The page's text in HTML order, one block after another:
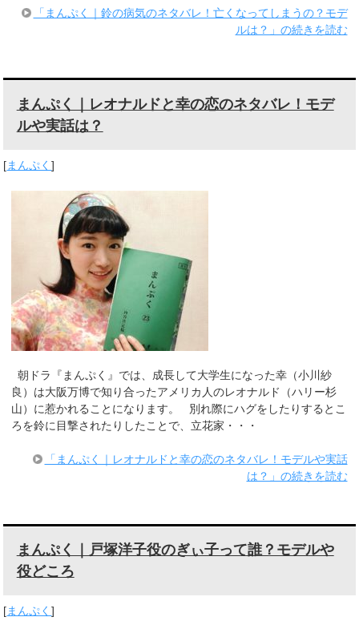
「まんぷく｜鈴の病気のネタバレ！亡くなってしまうの？モデ
ルは？」の続きを読む
まんぷく｜レオナルドと幸の恋のネタバレ！モデ
ルや実話は？
[まんぷく]
朝ドラ『まんぷく』では、成長して大学生になった幸（小川紗
良）は大阪万博で知り合ったアメリカ人のレオナルド（ハリー杉
山）に惹かれることになります。 別れ際にハグをしたりするとこ
ろを鈴に目撃されたりしたことで、立花家・・・
「まんぷく｜レオナルドと幸の恋のネタバレ！モデルや実話
は？」の続きを読む
まんぷく｜戸塚洋子役のぎぃ子って誰？モデルや
役どころ
[まんぷく]